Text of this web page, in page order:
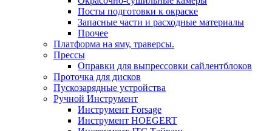
Посты подготовки к окраске
Запасные части и расходные материалы
Прочее
Платформа на яму, траверсы.
Прессы
Оправки для выпрессовки сайлентблоков
Проточка для дисков
Пускозарядные устройства
Ручной Инструмент
Инструмент Forsage
Инструмент HOEGERT